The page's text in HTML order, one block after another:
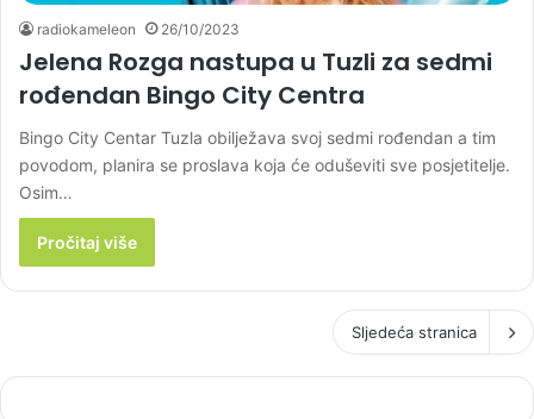
radiokameleon 26/10/2023
Jelena Rozga nastupa u Tuzli za sedmi
rođendan Bingo City Centra
Bingo City Centar Tuzla obilježava svoj sedmi rođendan a tim
povodom, planira se proslava koja će oduševiti sve posjetitelje.
Osim…
Pročitaj više
Sljedeća stranica